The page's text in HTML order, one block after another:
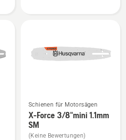
anzeigen
Mehr
Details
zu
Schienen für Motorsägen
X-Force 3/8"mini 1.1mm
SM
(Keine Bewertungen)